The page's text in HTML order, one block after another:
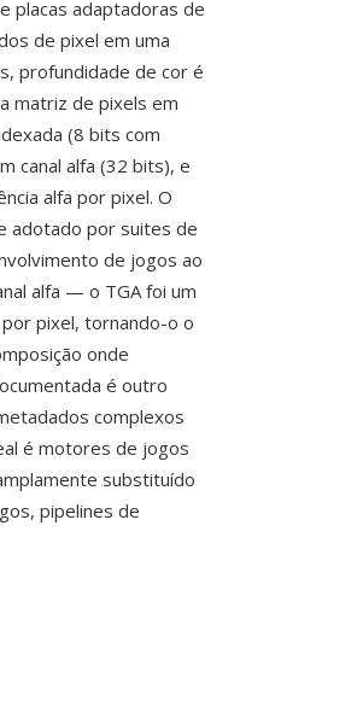
placas adaptadoras de
de pixel em uma
profundidade de cor é
matriz de pixels em
(8 bits com
canal alfa (32 bits), e
alfa por pixel. O
adotado por suites de
de jogos ao
alfa — o TGA foi um
pixel, tornando-o o
onde
é outro
complexos
é motores de jogos
substituído
pipelines de